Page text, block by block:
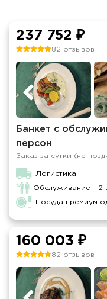
237 752 ₽
82 отзывов
Банкет с
персон
Заказ за сутки (не
Логистика
Обслуживание - 2
Посуда премиум
160 003 ₽
82 отзывов